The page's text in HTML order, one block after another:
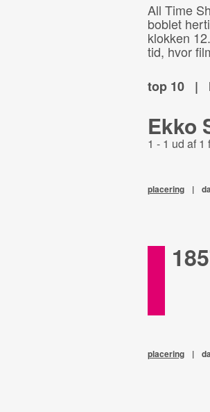
All Time
boblet
klokken
tid, hvor
top 10
|
Ekko
1 - 1 ud af 1
placering |
placering |